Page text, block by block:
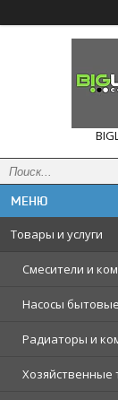
Товары и услуги
Смесители и
Насосы бытовые
Радиаторы и
Хозяйственные